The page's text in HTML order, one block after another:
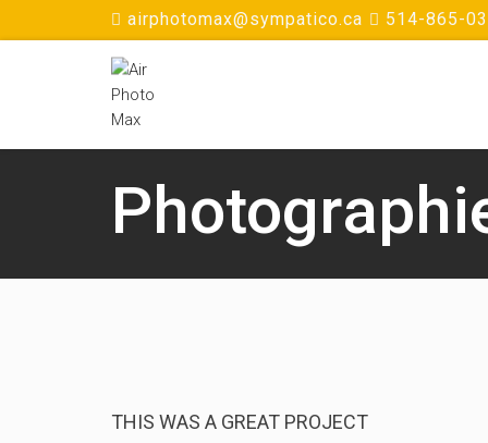
airphotomax@sympatico.ca 514-865-
THIS WAS A GREAT PROJECT